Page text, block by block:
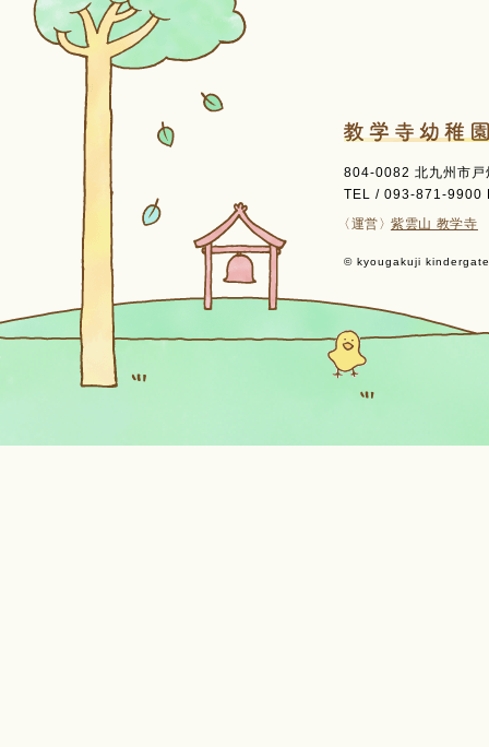
804-0082 北九州市
TEL / 093-871-9900
〈運営〉紫雲山 教学寺
© kyougakuji